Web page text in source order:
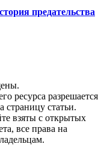
предательства
ресурса разрешается
страницу статьи.
взяты с открытых
все права на